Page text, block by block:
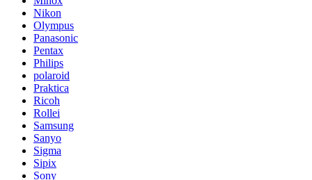
Nikon
Olympus
Panasonic
Pentax
Philips
polaroid
Praktica
Ricoh
Rollei
Samsung
Sanyo
Sigma
Sipix
Sony